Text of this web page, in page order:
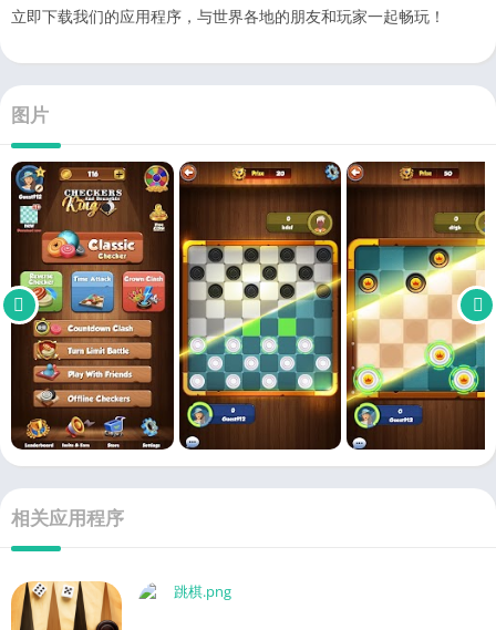
立即下载我们的应用程序，与世界各地的朋友和玩家一起畅玩！
图片
相关应用程序